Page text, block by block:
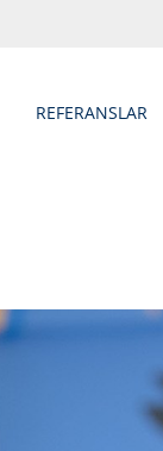
REFERANSLAR